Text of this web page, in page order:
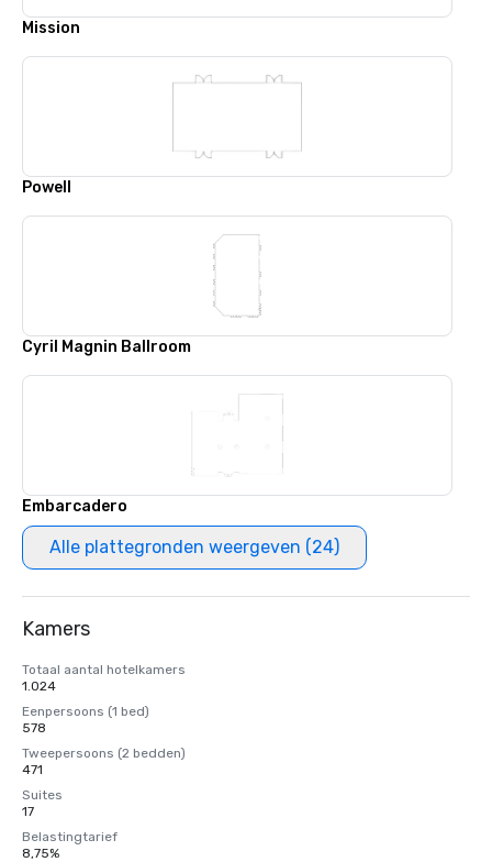
Mission
Powell
Cyril Magnin Ballroom
Embarcadero
Alle plattegronden weergeven (24)
Kamers
Totaal aantal hotelkamers
1.024
Eenpersoons (1 bed)
578
Tweepersoons (2 bedden)
471
Suites
17
Belastingtarief
8,75%